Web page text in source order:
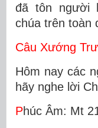
đã tôn người
chúa trên toàn
Câu Xướng
Hôm nay các
hãy nghe lời
Phúc Âm: Mt